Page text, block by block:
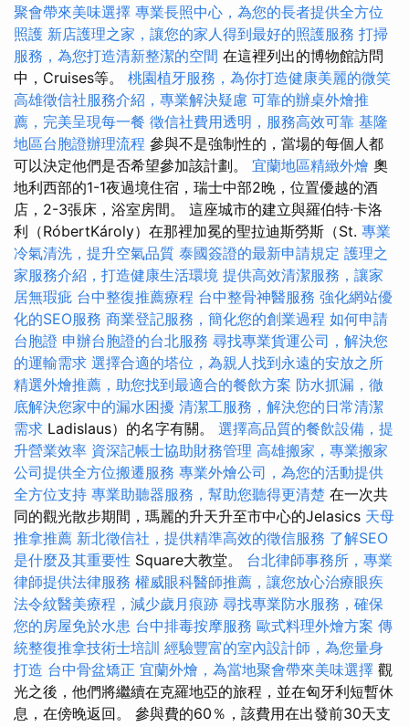
聚會帶來美味選擇 專業長照中心，為您的長者提供全方位
照護 新店護理之家，讓您的家人得到最好的照護服務 打掃
服務，為您打造清新整潔的空間 在這裡列出的博物館訪問
中，Cruises等。 桃園植牙服務，為你打造健康美麗的微笑
高雄徵信社服務介紹，專業解決疑慮 可靠的辦桌外燴推
薦，完美呈現每一餐 徵信社費用透明，服務高效可靠 基隆
地區台胞證辦理流程 參與不是強制性的，當場的每個人都
可以決定他們是否希望參加該計劃。 宜蘭地區精緻外燴 奧
地利西部的1-1夜過境住宿，瑞士中部2晚，位置優越的酒
店，2-3張床，浴室房間。 這座城市的建立與羅伯特·卡洛
利（RóbertKároly）在那裡加冕的聖拉迪斯勞斯（St. 專業
冷氣清洗，提升空氣品質 泰國簽證的最新申請規定 護理之
家服務介紹，打造健康生活環境 提供高效清潔服務，讓家
居無瑕疵 台中整復推薦療程 台中整骨神醫服務 強化網站優
化的SEO服務 商業登記服務，簡化您的創業過程 如何申請
台胞證 申辦台胞證的台北服務 尋找專業貨運公司，解決您
的運輸需求 選擇合適的塔位，為親人找到永遠的安放之所
精選外燴推薦，助您找到最適合的餐飲方案 防水抓漏，徹
底解決您家中的漏水困擾 清潔工服務，解決您的日常清潔
需求 Ladislaus）的名字有關。 選擇高品質的餐飲設備，提
升營業效率 資深記帳士協助財務管理 高雄搬家，專業搬家
公司提供全方位搬遷服務 專業外燴公司，為您的活動提供
全方位支持 專業助聽器服務，幫助您聽得更清楚 在一次共
同的觀光散步期間，瑪麗的升天升至市中心的Jelasics 天母
推拿推薦 新北徵信社，提供精準高效的徵信服務 了解SEO
是什麼及其重要性 Square大教堂。 台北律師事務所，專業
律師提供法律服務 權威眼科醫師推薦，讓您放心治療眼疾
法令紋醫美療程，減少歲月痕跡 尋找專業防水服務，確保
您的房屋免於水患 台中排毒按摩服務 歐式料理外燴方案 傳
統整復推拿技術士培訓 經驗豐富的室內設計師，為您量身
打造 台中骨盆矯正 宜蘭外燴，為當地聚會帶來美味選擇 觀
光之後，他們將繼續在克羅地亞的旅程，並在匈牙利短暫休
息，在傍晚返回。 參與費的60％，該費用在出發前30天支